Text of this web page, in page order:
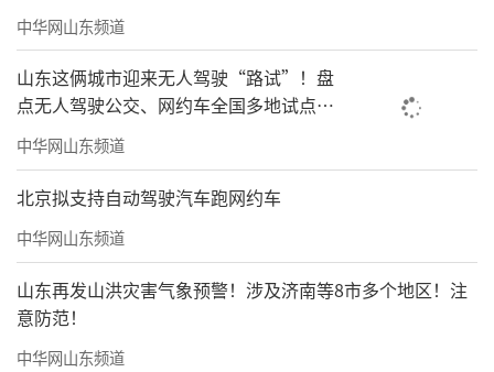
中华网山东频道
山东这俩城市迎来无人驾驶“路试”！盘
点无人驾驶公交、网约车全国多地试点之
路
中华网山东频道
北京拟支持自动驾驶汽车跑网约车
中华网山东频道
山东再发山洪灾害气象预警！涉及济南等8市多个地区！注
意防范！
中华网山东频道